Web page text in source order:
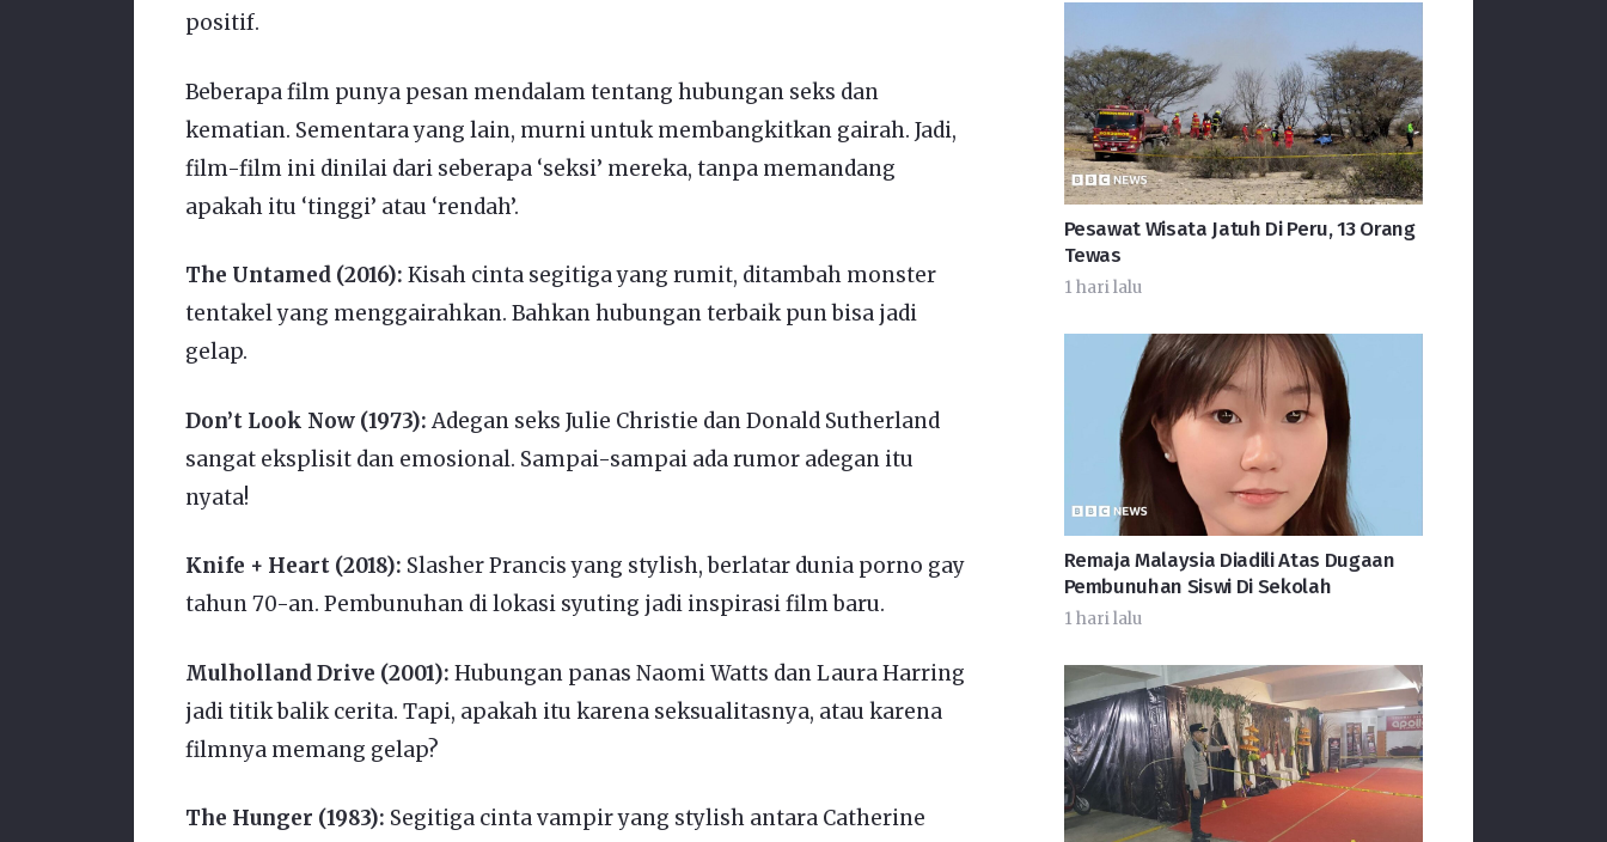
positif.
Beberapa film punya pesan mendalam tentang hubungan seks dan
kematian. Sementara yang lain, murni untuk membangkitkan gairah. Jadi,
film-film ini dinilai dari seberapa ‘seksi’ mereka, tanpa memandang
apakah itu ‘tinggi’ atau ‘rendah’.
The Untamed (2016): Kisah cinta segitiga yang rumit, ditambah monster
tentakel yang menggairahkan. Bahkan hubungan terbaik pun bisa jadi
gelap.
Don’t Look Now (1973):Adegan seks Julie Christie dan Donald Sutherland
sangat eksplisit dan emosional. Sampai-sampai ada rumor adegan itu
nyata!
Knife + Heart (2018): Slasher Prancis yang stylish, berlatar dunia porno gay
tahun 70-an. Pembunuhan di lokasi syuting jadi inspirasi film baru.
Mulholland Drive (2001): Hubungan panas Naomi Watts dan Laura Harring
jadi titik balik cerita. Tapi, apakah itu karena seksualitasnya, atau karena
filmnya memang gelap?
The Hunger (1983): Segitiga cinta vampir yang stylish antara Catherine
Pesawat Wisata Jatuh Di Peru, 13 Orang
Tewas
1 hari lalu
Remaja Malaysia Diadili Atas Dugaan
Pembunuhan Siswi Di Sekolah
1 hari lalu